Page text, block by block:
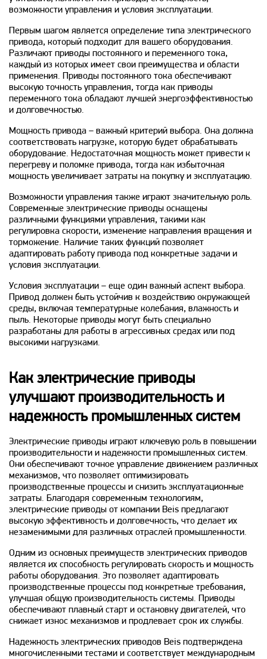
возможности управления и условия эксплуатации.
Первым шагом является определение типа электрического
привода, который подходит для вашего оборудования.
Различают приводы постоянного и переменного тока,
каждый из которых имеет свои преимущества и области
применения. Приводы постоянного тока обеспечивают
высокую точность управления, тогда как приводы
переменного тока обладают лучшей энергоэффективностью
и долговечностью.
Мощность привода – важный критерий выбора. Она должна
соответствовать нагрузке, которую будет обрабатывать
оборудование. Недостаточная мощность может привести к
перегреву и поломке привода, тогда как избыточная
мощность увеличивает затраты на покупку и эксплуатацию.
Возможности управления также играют значительную роль.
Современные электрические приводы оснащены
различными функциями управления, такими как
регулировка скорости, изменение направления вращения и
торможение. Наличие таких функций позволяет
адаптировать работу привода под конкретные задачи и
условия эксплуатации.
Условия эксплуатации – еще один важный аспект выбора.
Привод должен быть устойчив к воздействию окружающей
среды, включая температурные колебания, влажность и
пыль. Некоторые приводы могут быть специально
разработаны для работы в агрессивных средах или под
высокими нагрузками.
Как электрические приводы
улучшают производительность и
надежность промышленных систем
Электрические приводы играют ключевую роль в повышении
производительности и надежности промышленных систем.
Они обеспечивают точное управление движением различных
механизмов, что позволяет оптимизировать
производственные процессы и снизить эксплуатационные
затраты. Благодаря современным технологиям,
электрические приводы от компании Beis предлагают
высокую эффективность и долговечность, что делает их
незаменимыми для различных отраслей промышленности.
Одним из основных преимуществ электрических приводов
является их способность регулировать скорость и мощность
работы оборудования. Это позволяет адаптировать
производственные процессы под конкретные требования,
улучшая общую производительность системы. Приводы
обеспечивают плавный старт и остановку двигателей, что
снижает износ механизмов и продлевает срок их службы.
Надежность электрических приводов Beis подтверждена
многочисленными тестами и соответствует международным